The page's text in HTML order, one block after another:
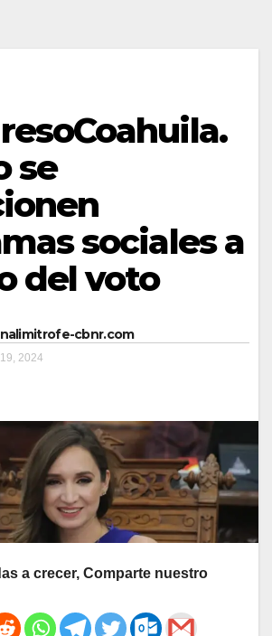
se
sociales a
del voto
cbnr.com
2024
a crecer, Comparte nuestro